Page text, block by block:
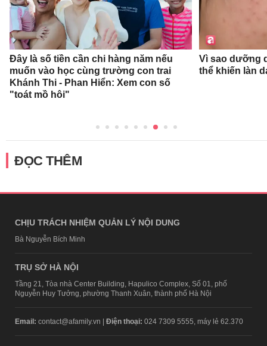
Đây là số tiền cần chi hàng năm nếu
muốn vào học cùng trường con trai
Khánh Thi - Phan Hiển: Xem con số
"toát mồ hôi"
Vì sao dưỡng
thể khiến làn
ĐỌC THÊM
CHỊU TRÁCH NHIỆM QUẢN LÝ NỘI DUNG
Bà Nguyễn Bích Minh
TRỤ SỞ HÀ NỘI
Tầng 21, Tòa nhà Center Building, Hapulico Complex, Số 01, phố
Nguyễn Huy Tưởng, phường Thanh Xuân, thành phố Hà Nội
Email: contact@afamily.vn | Điện thoại: 024 7309 5555, máy lẻ 62.370